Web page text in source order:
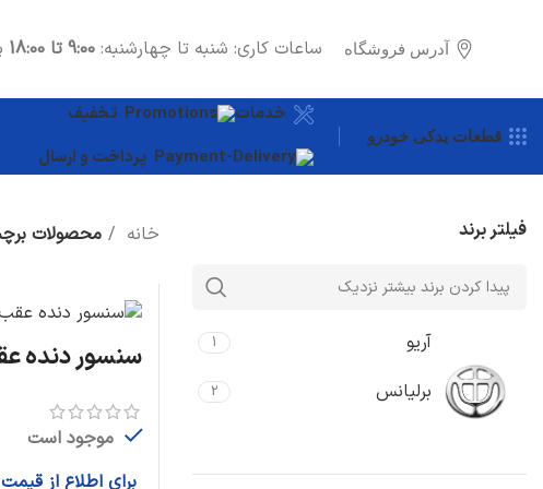
آدرس فروشگاه ساعات کاری: شنبه تا چهارشنبه: 9:00 تا 18:00
قطعات یدکی خودرو
خدمات
تخفیف
پرداخت و ارسال
فیلتر برند
آریو 1
برلیانس 2
خانه محصولات
سنسور دنده
موجود است
برای اطلاع از